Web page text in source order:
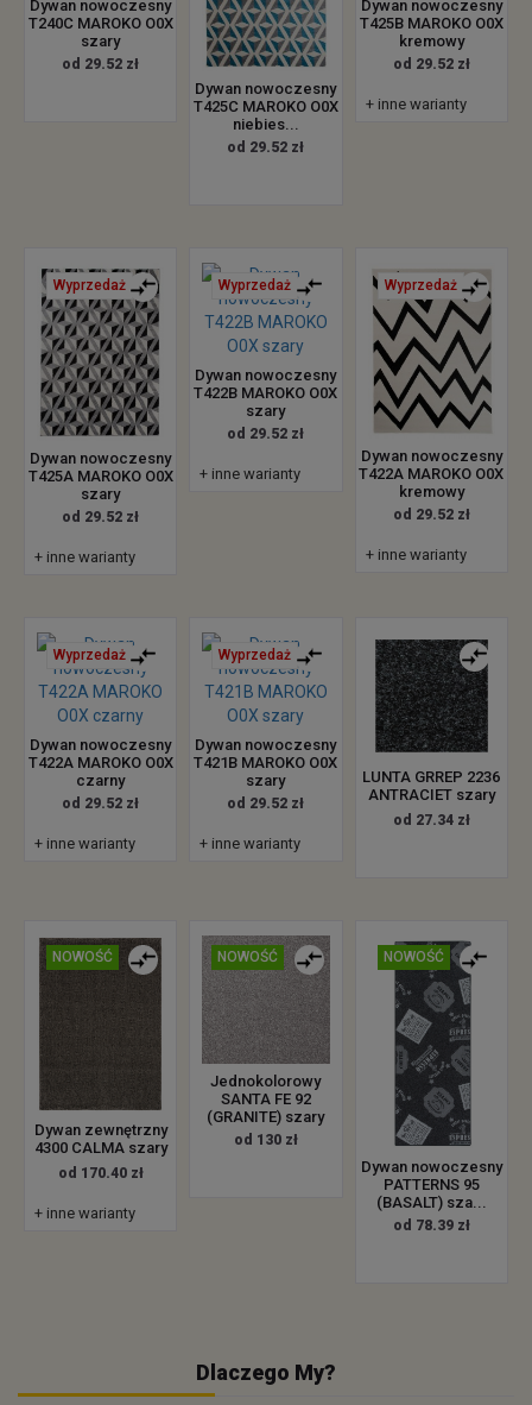
Dywan nowoczesny
T240C MAROKO O0X
szary
od 29.52 zł
Dywan nowoczesny
T425C MAROKO O0X
niebies...
od 29.52 zł
Dywan nowoczesny
T425B MAROKO O0X
kremowy
od 29.52 zł
+ inne warianty
Wyprzedaż
Dywan nowoczesny
T425A MAROKO O0X
szary
od 29.52 zł
+ inne warianty
Wyprzedaż
Dywan nowoczesny
T422B MAROKO O0X
szary
od 29.52 zł
+ inne warianty
Wyprzedaż
Dywan nowoczesny
T422A MAROKO O0X
kremowy
od 29.52 zł
+ inne warianty
Wyprzedaż
Dywan nowoczesny
T422A MAROKO O0X
czarny
od 29.52 zł
+ inne warianty
Wyprzedaż
Dywan nowoczesny
T421B MAROKO O0X
szary
od 29.52 zł
+ inne warianty
LUNTA GRREP 2236
ANTRACIET szary
od 27.34 zł
NOWOŚĆ
Dywan zewnętrzny
4300 CALMA szary
od 170.40 zł
+ inne warianty
NOWOŚĆ
Jednokolorowy
SANTA FE 92
(GRANITE) szary
od 130 zł
NOWOŚĆ
Dywan nowoczesny
PATTERNS 95
(BASALT) sza...
od 78.39 zł
Dlaczego My?